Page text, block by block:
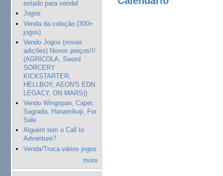
estado para venda!
Jogos
Venda da coleção (300+
jogos)
Vendo Jogos (novas
adições) Novos preços!!!
(AGRICOLA, Sword
SORCERY
KICKSTARTER,
HELLBOY, AEON'S EDN
LEGACY, ON MARS))
Vendo Wingspan, Caper,
Sagrada, Hanamikoji, For
Sale
Alguém tem o Call to
Adventure?
Venda/Troca vários jogos
more